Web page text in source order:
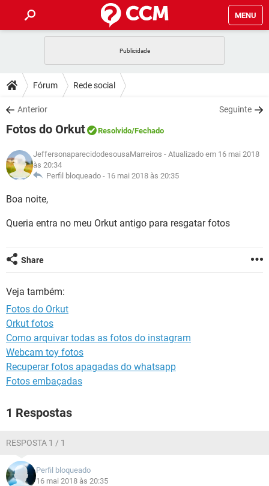
MENU
CELULAR
OUTLOOK
INSTAGRAM GMAIL
GUIA DE COMPRAS
DICAS
JOGOS
INSTAGRAM
GUIA DE COMPRAS
DOWNLOADS
JOGOS WHATSAPP
CELULAR FACEBOOK
OUTLOOK EXCEL
JOGOS
CELULAR FACEBOOK
OUTLOOK
INSTAGRAM GMAIL
GLOSSÁRIO
INSTAGRAM
Fórum Rede social
Anterior Seguinte
Fotos do Orkut Resolvido/Fechado
JeffersonaparecidodesousaMarreiros - Atualizado em 16 mai 2018
às 20:34
Perfil bloqueado - 16 mai 2018 às 20:35
Boa noite,
Queria entra no meu Orkut antigo para resgatar fotos
Share
Veja também:
Fotos do Orkut
Orkut fotos
Como arquivar todas as fotos do instagram
Webcam toy fotos
Recuperar fotos apagadas do whatsapp
Fotos embaçadas
1 Respostas
RESPOSTA 1 / 1
Perfil bloqueado
16 mai 2018 às 20:35